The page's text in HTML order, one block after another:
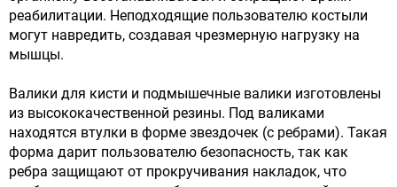
реабилитации. Неподходящие пользователю костыли
могут навредить, создавая чрезмерную нагрузку на
мышцы.
Валики для кисти и подмышечные валики изготовлены
из высококачественной резины. Под валиками
находятся втулки в форме звездочек (с ребрами). Такая
форма дарит пользователю безопасность, так как
ребра защищают от прокручивания накладок, что